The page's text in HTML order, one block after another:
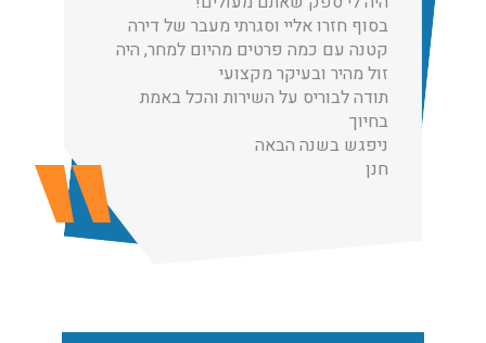
בסוף חזרו אליי וסגרתי מעבר של דירה
קטנה עם כמה פרטים מהיום למחר, היה
זול מהיר ובעיקר מקצועי
תודה לבוריס על השירות והכל באמת
בחיוך
ניפגש בשנה הבאה
חנן
הובלות מנוף בגבעת שמואל:
שירותי הובלה עם מנוף בגבעת שמואל לכל סוגי ההובלות
החל מהובלת תכולת דירה שלמה עם מנוף ועד פריט בודד.
עודכן לאחרונה: 24/02/2026, 10:42
הובלות מנוף בפרדס חנה:
העברת פריטים כבדים עם מנוף בפרדס חנה ואפשרות הובלת